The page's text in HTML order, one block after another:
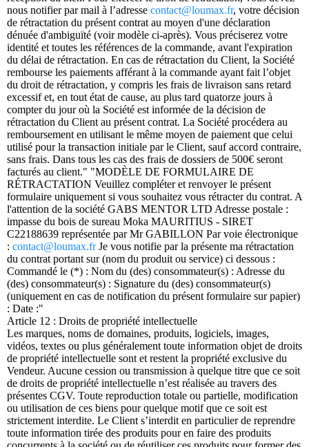
nous notifier par mail à l’adresse contact@loumax.fr, votre décision
de rétractation du présent contrat au moyen d'une déclaration
dénuée d'ambiguïté (voir modèle ci-après). Vous préciserez votre
identité et toutes les références de la commande, avant l'expiration
du délai de rétractation. En cas de rétractation du Client, la Société
rembourse les paiements afférant à la commande ayant fait l’objet
du droit de rétractation, y compris les frais de livraison sans retard
excessif et, en tout état de cause, au plus tard quatorze jours à
compter du jour où la Société est informée de la décision de
rétractation du Client au présent contrat. La Société procédera au
remboursement en utilisant le même moyen de paiement que celui
utilisé pour la transaction initiale par le Client, sauf accord contraire,
sans frais. Dans tous les cas des frais de dossiers de 500€ seront
facturés au client." "MODÈLE DE FORMULAIRE DE
RÉTRACTATION Veuillez compléter et renvoyer le présent
formulaire uniquement si vous souhaitez vous rétracter du contrat. A
l'attention de la société GABS MENTOR LTD Adresse postale :
impasse du bois de sureau Moka MAURITIUS - SIRET
C22188639 représentée par Mr GABILLON Par voie électronique
: contact@loumax.frJe vous notifie par la présente ma rétractation
du contrat portant sur (nom du produit ou service) ci dessous :
Commandé le (*) : Nom du (des) consommateur(s) : Adresse du
(des) consommateur(s) : Signature du (des) consommateur(s)
(uniquement en cas de notification du présent formulaire sur papier)
: Date :"
Article 12 : Droits de propriété intellectuelle
Les marques, noms de domaines, produits, logiciels, images,
vidéos, textes ou plus généralement toute information objet de droits
de propriété intellectuelle sont et restent la propriété exclusive du
Vendeur. Aucune cession ou transmission à quelque titre que ce soit
de droits de propriété intellectuelle n’est réalisée au travers des
présentes CGV. Toute reproduction totale ou partielle, modification
ou utilisation de ces biens pour quelque motif que ce soit est
strictement interdite. Le Client s’interdit en particulier de reprendre
toute information tirée des produits pour en faire des produits